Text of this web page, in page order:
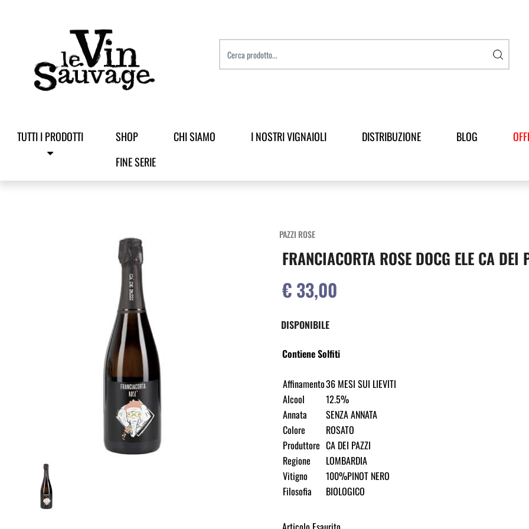
TUTTI I PRODOTTI SHOP CHI SIAMO I NOSTRI VIGNAIOLI DISTRIBUZIONE BLOG
FINE SERIE
PAZZI ROSE
FRANCIACORTA ROSE DOCG ELE CA DEI
€ 33,00
DISPONIBILE
Contiene Solfiti
Affinamento36 MESI SUI LIEVITI
Alcool
12.5%
Annata
SENZA ANNATA
Colore
ROSATO
Produttore CA DEI PAZZI
Regione
LOMBARDIA
Vitigno
100%PINOT NERO
Filosofia
BIOLOGICO